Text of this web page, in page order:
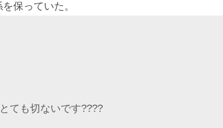
保っていた。
ても切ないです????